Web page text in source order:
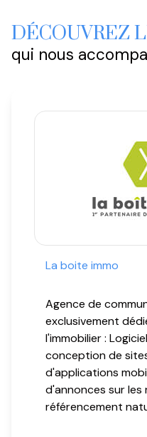
NEUF
NOS
DÉCOUVREZ
qui nous
La boite immo
Agence de
exclusivement
l'immobilier :
conception de
d'applications
d'annonces sur les
référencement